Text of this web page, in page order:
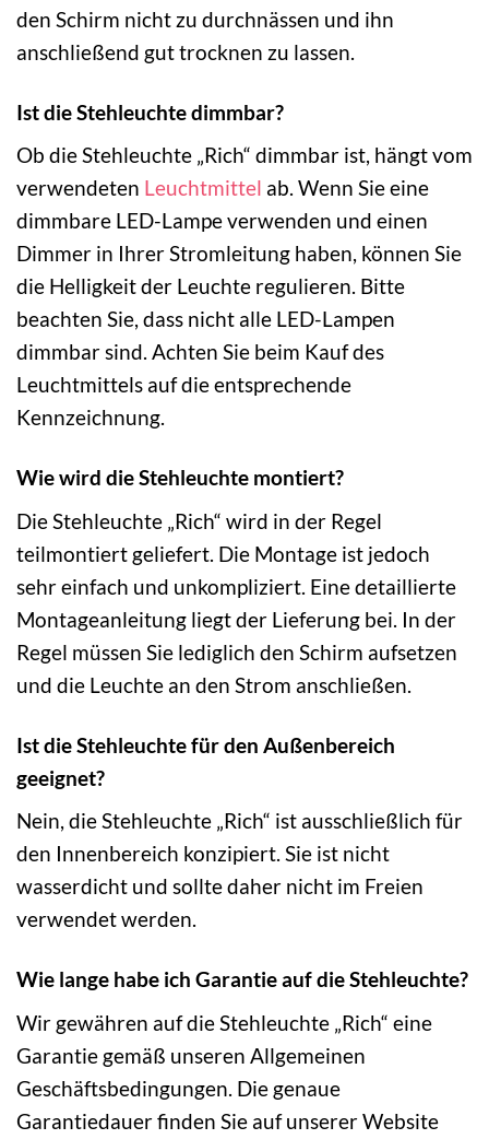
den Schirm nicht zu durchnässen und ihn
anschließend gut trocknen zu lassen.
Ist die Stehleuchte dimmbar?
Ob die Stehleuchte „Rich“ dimmbar ist, hängt vom
verwendeten Leuchtmittel ab. Wenn Sie eine
dimmbare LED-Lampe verwenden und einen
Dimmer in Ihrer Stromleitung haben, können Sie
die Helligkeit der Leuchte regulieren. Bitte
beachten Sie, dass nicht alle LED-Lampen
dimmbar sind. Achten Sie beim Kauf des
Leuchtmittels auf die entsprechende
Kennzeichnung.
Wie wird die Stehleuchte montiert?
Die Stehleuchte „Rich“ wird in der Regel
teilmontiert geliefert. Die Montage ist jedoch
sehr einfach und unkompliziert. Eine detaillierte
Montageanleitung liegt der Lieferung bei. In der
Regel müssen Sie lediglich den Schirm aufsetzen
und die Leuchte an den Strom anschließen.
Ist die Stehleuchte für den Außenbereich
geeignet?
Nein, die Stehleuchte „Rich“ ist ausschließlich für
den Innenbereich konzipiert. Sie ist nicht
wasserdicht und sollte daher nicht im Freien
verwendet werden.
Wie lange habe ich Garantie auf die Stehleuchte?
Wir gewähren auf die Stehleuchte „Rich“ eine
Garantie gemäß unseren Allgemeinen
Geschäftsbedingungen. Die genaue
Garantiedauer finden Sie auf unserer Website